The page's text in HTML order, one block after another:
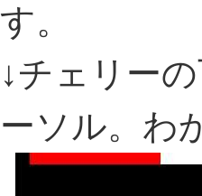
す。
↓チェリー
ーソル。わ